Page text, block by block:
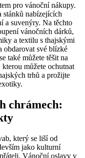
pro vánoční nákupy.
stánků nabízejících
a suvenýry. Na těchto
vánočních dárků,
a textilu s thajskými
obdarovat své blízké
také můžete těšit na
můžete ochutnat
trhů a prožijte
chrámech:
který se liší od
jako kulturní
Vánoční oslavy v